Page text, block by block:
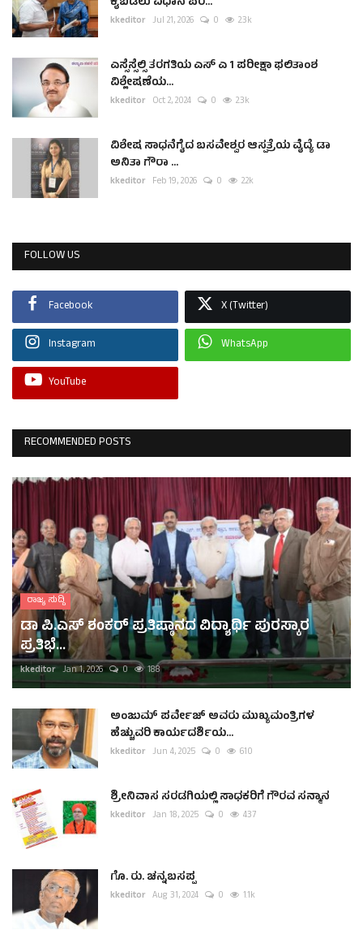
kkeditor Jul 21, 2026 0 2.3k
ಎಸ್ಸೆಸ್ಸೆಲ್ಸಿ ತರಗತಿಯ ಎಸ್ ಎ 1 ಪರೀಕ್ಷಾ ಫಲಿತಾಂಶ
ವಿಶ್ಲೇಷಣೆಯ...
kkeditor Oct 2, 2024 0 2.3k
ವಿಶೇಷ ಸಾಧನೆಗೈದ ಬಸವೇಶ್ವರ ಆಸ್ಪತ್ರೆಯ ವೈದ್ಯೆ ಡಾ
ಅನಿತಾ ಗೌರಾ ...
kkeditor Feb 19, 2026 0 2.2k
FOLLOW US
Facebook X (Twitter)
Instagram WhatsApp
YouTube
RECOMMENDED POSTS
ರಾಜ್ಯ ಸುದ್ದಿ
ಡಾ ಪಿ.ಎಸ್ ಶಂಕರ್ ಪ್ರತಿಷ್ಠಾನದ ವಿದ್ಯಾರ್ಥಿ ಪುರಸ್ಕಾರ
ಪ್ರತಿಭೆ...
kkeditor Jan 1, 2026 0 188
ಅಂಜುಮ್ ಪರ್ವೇಜ್ ಅವರು ಮುಖ್ಯಮಂತ್ರಿಗಳ
ಹೆಚ್ಚುವರಿ ಕಾರ್ಯದರ್ಶಿಯ...
kkeditor Jun 4, 2025 0 610
ಶ್ರೀನಿವಾಸ ಸರಡಗಿಯಲ್ಲಿ ಸಾಧಕರಿಗೆ ಗೌರವ ಸನ್ಮಾನ
kkeditor Jan 18, 2025 0 437
ಗೊ. ರು. ಚನ್ನಬಸಪ್ಪ
kkeditor Aug 31, 2024 0 1.1k